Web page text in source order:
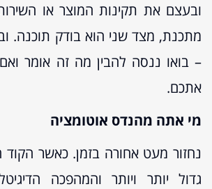
ובעצם את תקינות המוצר או
מתכנת, מצד שני הוא בודק תוכנה.
– בואו ננסה להבין מה זה אומר
אתכם.
מי אתה מהנדס אוטומציה
נחזור מעט אחורה בזמן. כאשר
גדול יותר ויותר והמהפכה